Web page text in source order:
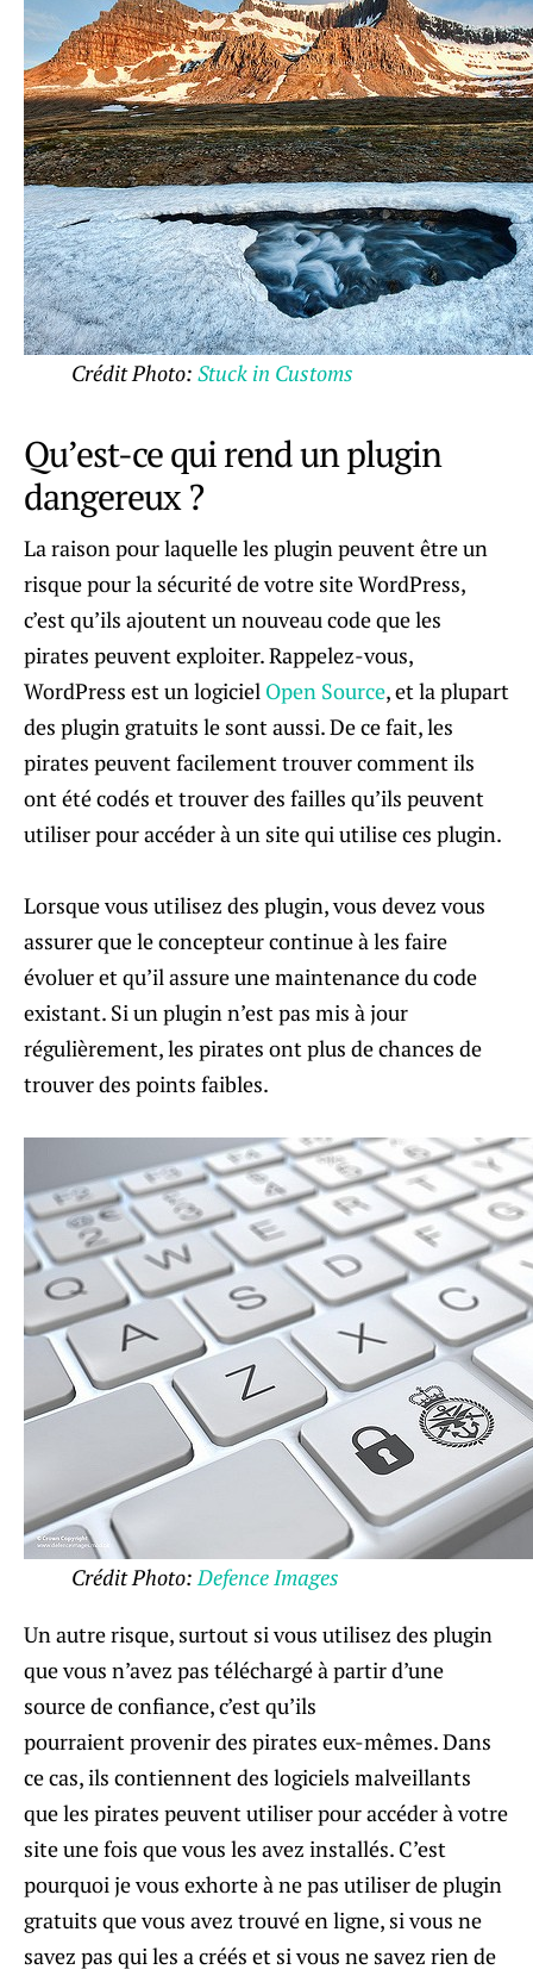
Crédit Photo: Stuck in Customs
Qu’est-ce qui rend un plugin
dangereux ?
La raison pour laquelle les plugin peuvent être un
risque pour la sécurité de votre site WordPress,
c’est qu’ils ajoutent un nouveau code que les
pirates peuvent exploiter. Rappelez-vous,
WordPress est un logiciel Open Source, et la plupart
des plugin gratuits le sont aussi. De ce fait, les
pirates peuvent facilement trouver comment ils
ont été codés et trouver des failles qu’ils peuvent
utiliser pour accéder à un site qui utilise ces plugin.
Lorsque vous utilisez des plugin, vous devez vous
assurer que le concepteur continue à les faire
évoluer et qu’il assure une maintenance du code
existant. Si un plugin n’est pas mis à jour
régulièrement, les pirates ont plus de chances de
trouver des points faibles.
Crédit Photo:Defence Images
Un autre risque, surtout si vous utilisez des plugin
que vous n’avez pas téléchargé à partir d’une
source de confiance, c’est qu’ils
pourraient provenir des pirates eux-mêmes. Dans
ce cas, ils contiennent des logiciels malveillants
que les pirates peuvent utiliser pour accéder à votre
site une fois que vous les avez installés. C’est
pourquoi je vous exhorte à ne pas utiliser de plugin
gratuits que vous avez trouvé en ligne, si vous ne
savez pas qui les a créés et si vous ne savez rien de